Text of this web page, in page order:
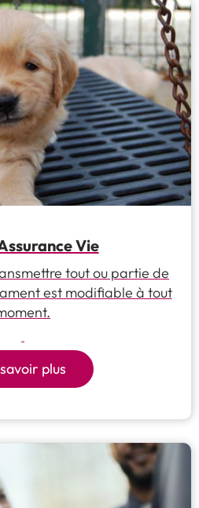
Vie
tout ou partie de
est modifiable à tout
plus